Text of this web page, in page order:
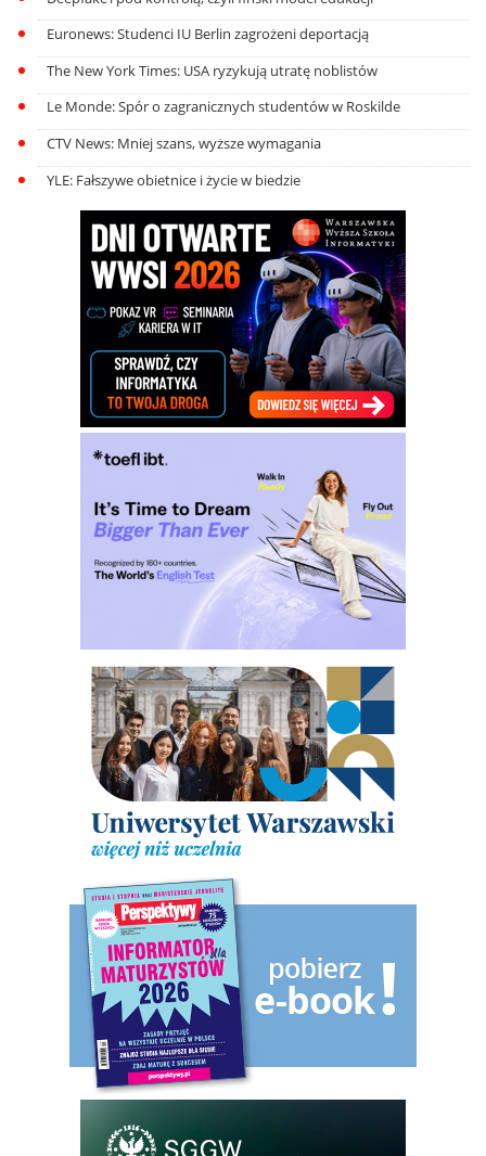
Euronews: Studenci IU Berlin zagrożeni deportacją
The New York Times: USA ryzykują utratę noblistów
Le Monde: Spór o zagranicznych studentów w Roskilde
CTV News: Mniej szans, wyższe wymagania
YLE: Fałszywe obietnice i życie w biedzie